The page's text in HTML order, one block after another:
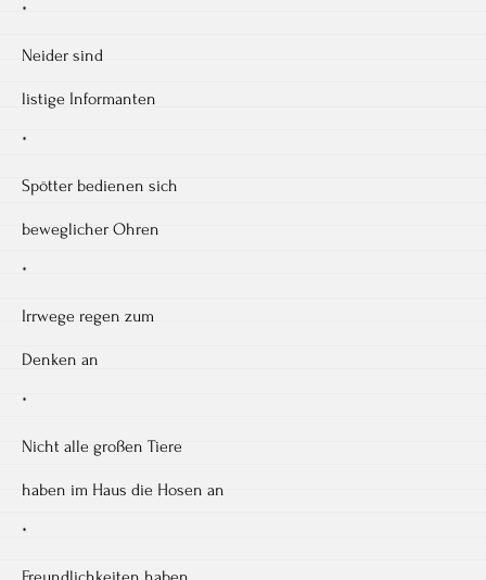
*
Neider sind
listige Informanten
*
Spötter bedienen sich
beweglicher Ohren
*
Irrwege regen zum
Denken an
*
Nicht alle großen Tiere
haben im Haus die Hosen an
*